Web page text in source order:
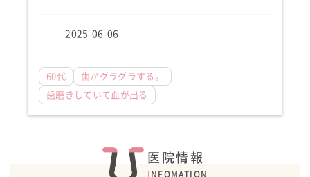
2025-06-06
60代 歯がグラグラする。
歯磨きしていて血が出る
医院情報
INFOMATION